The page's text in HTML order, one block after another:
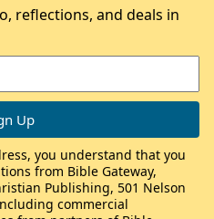
reflections, and deals in
you understand that you
from Bible Gateway,
Publishing, 501 Nelson
commercial